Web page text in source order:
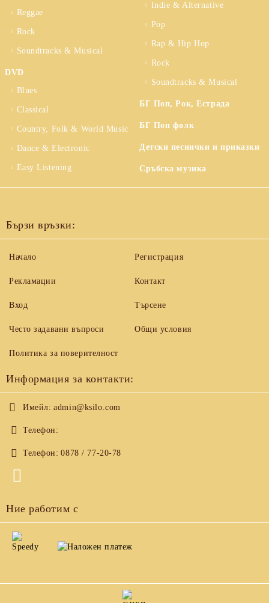
Reggae
Rock
Soundtracks & Musical
DVD
Blues
Classical
Country, Folk & World Music
Dance & Electronic
Easy Listening
Indie & Alternative
Pop
Rap & Hip Hop
Rock
Soundtracks & Musical
БГ Поп, Рок, Естрада
БГ Поп фолк
Детски песнички и приказки
Сръбска музика
Бързи връзки:
Начало
Рекламации
Вход
Често задавани въпроси
Регистрация
Контакт
Търсене
Общи условия
Политика за поверителност
Информация за контакти:
Имейл: admin@ksilo.com
Телефон:
Телефон: 0878 / 77-20-78
Ние работим с
GDPR